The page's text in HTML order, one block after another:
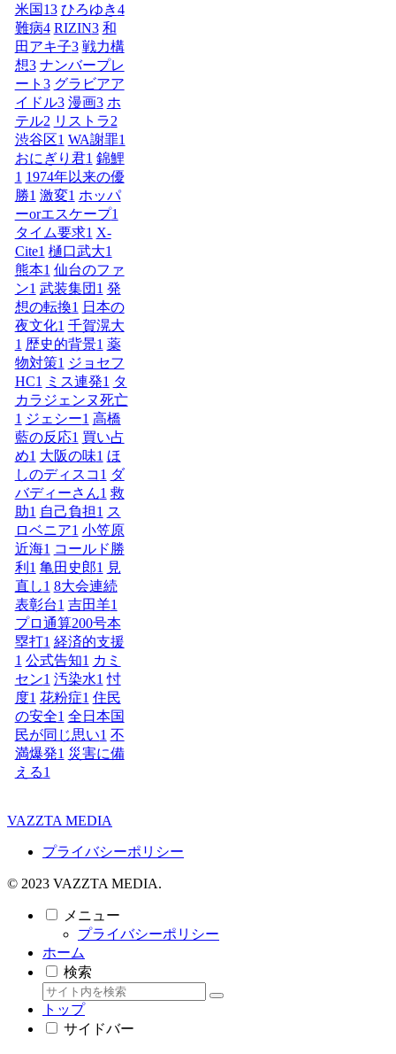
米国13 ひろゆき4
難病4 RIZIN3 和
田アキ子3 戦力構
想3 ナンバープレ
ート 3 グラビアア
イドル3 漫画3 ホ
テル2 リストラ2
渋谷区1 WA謝罪1
おにぎり君1 錦鯉
1 1974年以来の優
勝1 激変1 ホッパ
ーorエスケープ1
タイム要求1 X-
Cite1 樋口武大1
熊本1 仙台のファ
ン1 武装集団 1 発
想の転換1 日本の
夜文化1 千賀滉大
1 歴史的背景1 薬
物対策1 ジョセフ
HC1 ミス連発1 タ
カラジェンヌ死亡
1 ジェシー1 高橋
藍の反応1 買い占
め1 大阪の味1 ほ
しのディスコ 1 ダ
バディーさん1 救
助1 自己負担1 ス
ロベニア1 小笠原
近海1 コールド勝
利 1 亀田史郎1 見
直し1 8大会連続
表彰台1 吉田羊1
プロ通算200号本
塁打1 経済的支援
1 公式告知1 カミ
セン1 汚染水1 忖
度1 花粉症1 住民
の安全1 全日本国
民が同じ思い1 不
満爆発1 災害に備
える1
VAZZTA MEDIA
プライバシーポリシー
© 2023 VAZZTA MEDIA.
メニュー
プライバシーポリシー
ホーム
検索
トップ
サイドバー